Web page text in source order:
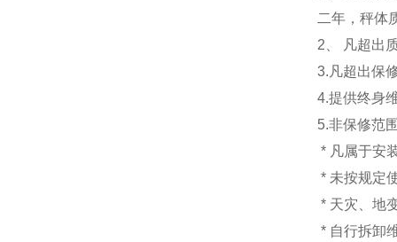
二年，秤体
2、 凡超出
3. 凡超出保
4.提供终身
5.非保修范
* 凡属于安
* 未按规定
* 天灾、地
* 自行拆卸